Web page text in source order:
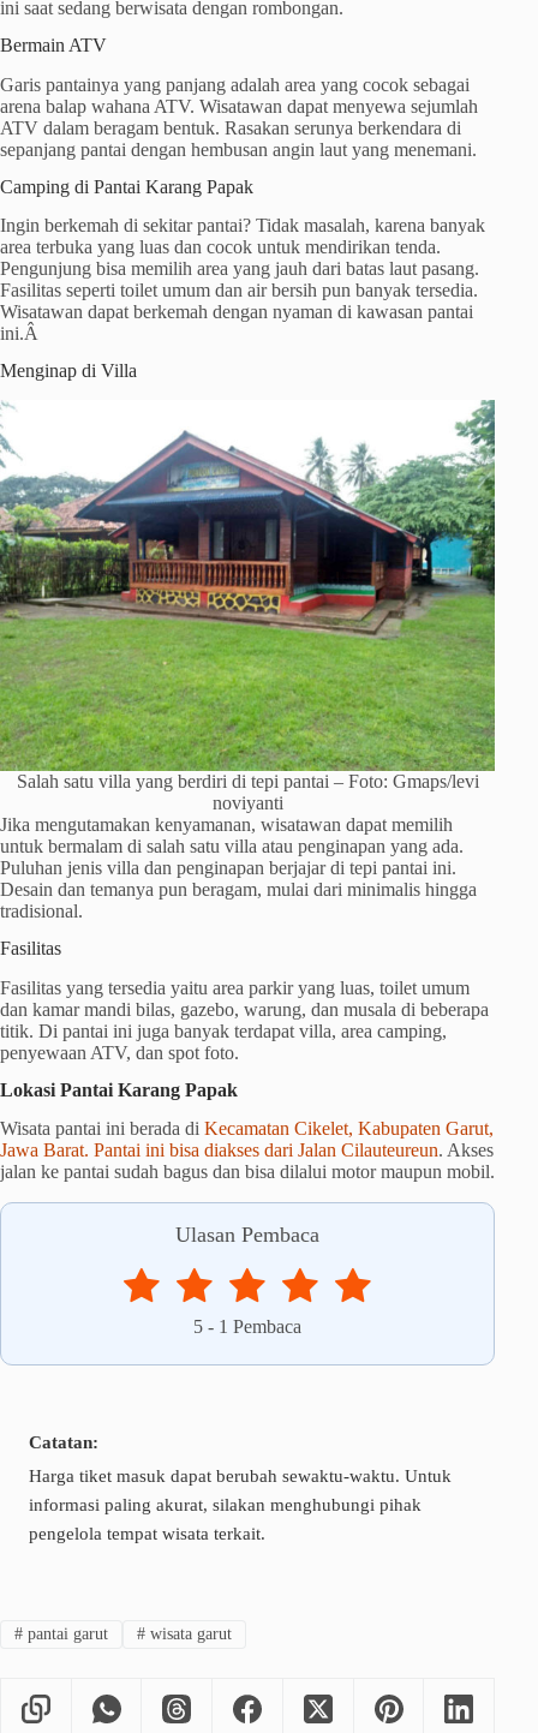
ini saat sedang berwisata dengan rombongan.
Bermain ATV
Garis pantainya yang panjang adalah area yang cocok sebagai
arena balap wahana ATV. Wisatawan dapat menyewa sejumlah
ATV dalam beragam bentuk. Rasakan serunya berkendara di
sepanjang pantai dengan hembusan angin laut yang menemani.
Camping di Pantai Karang Papak
Ingin berkemah di sekitar pantai? Tidak masalah, karena banyak
area terbuka yang luas dan cocok untuk mendirikan tenda.
Pengunjung bisa memilih area yang jauh dari batas laut pasang.
Fasilitas seperti toilet umum dan air bersih pun banyak tersedia.
Wisatawan dapat berkemah dengan nyaman di kawasan pantai
ini.Â
Menginap di Villa
Salah satu villa yang berdiri di tepi pantai – Foto: Gmaps/levi
noviyanti
Jika mengutamakan kenyamanan, wisatawan dapat memilih
untuk bermalam di salah satu villa atau penginapan yang ada.
Puluhan jenis villa dan penginapan berjajar di tepi pantai ini.
Desain dan temanya pun beragam, mulai dari minimalis hingga
tradisional.
Fasilitas
Fasilitas yang tersedia yaitu area parkir yang luas, toilet umum
dan kamar mandi bilas, gazebo, warung, dan musala di beberapa
titik. Di pantai ini juga banyak terdapat villa, area camping,
penyewaan ATV, dan spot foto.
Lokasi Pantai Karang Papak
Wisata pantai ini berada di Kecamatan Cikelet, Kabupaten Garut,
Jawa Barat. Pantai ini bisa diakses dari Jalan Cilauteureun. Akses
jalan ke pantai sudah bagus dan bisa dilalui motor maupun mobil.
Ulasan Pembaca
5 - 1 Pembaca
Catatan:
Harga tiket masuk dapat berubah sewaktu-waktu. Untuk
informasi paling akurat, silakan menghubungi pihak
pengelola tempat wisata terkait.
#pantai garut #wisata garut